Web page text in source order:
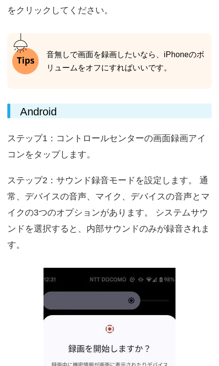
をクリックしてください。
音無しで画面を録画したいなら、iPhoneのボ
リュームをオフにすればいいです。
Android
ステップ1：コントロールセンターの画面録画アイ
コンをタップします。
ステップ2：サウンド録音モードを設定します。 通
常、デバイスの音声、マイク、デバイスの音声とマ
イクの3つのオプションがあります。 システムサウ
ンドを選択すると、内部サウンドのみが録音されま
す。